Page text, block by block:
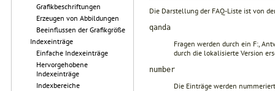
Grafikbeschriftungen
Erzeugen von Abbildungen
Beeinflussen der Grafikgröße
Indexeinträge
Einfache Indexeinträge
Hervorgehobene
Indexeinträge
Indexbereiche
Die Darstellung der FAQ-Liste ist von
qanda
Fragen werden durch ein F:,
durch die lokalisierte Version
number
Die Einträge werden